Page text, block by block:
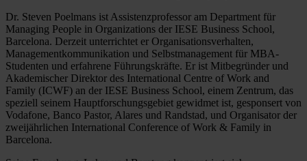
Dr. Steven Poelmans ist Assistenzprofessor am Department für
Managing People in Organizations der IESE Business School,
Barcelona. Derzeit unterrichtet er Organisationsverhalten,
Managementkommunikation und Selbstmanagement für MBA-
Studenten und erfahrene Führungskräfte. Er ist Mitbegründer und
Akademischer Direktor des International Centre of Work and
Family (ICWF) an der IESE Business School, einem Zentrum, das
speziell seinem Hauptforschungsgebiet gewidmet ist, gesponsert von
Vodafone, Banco Pastor, Alares und Randstad, und Organisator der
zweijährlichen International Conference of Work & Family in
Barcelona.